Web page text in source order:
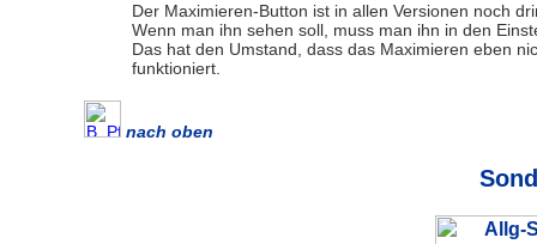
Der Maximieren-Button ist in allen Versionen noch
Wenn man ihn sehen soll, muss man ihn in den
Das hat den Umstand, dass das Maximieren eben
funktioniert.
nach oben